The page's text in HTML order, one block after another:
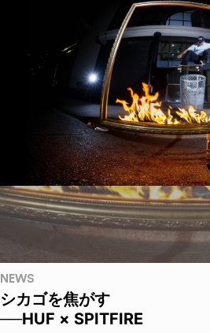
NEWS
シカゴを焦がす
──HUF × SPITFIRE